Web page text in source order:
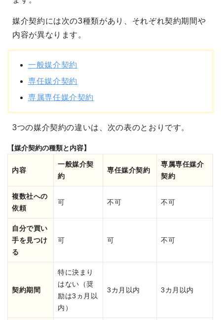
媒介契約には次の3種類があり、それぞれ契約期間や
内容が異なります。
一般媒介契約
専任媒介契約
専属専任媒介契約
3つの媒介契約の違いは、次の表のとおりです。
【媒介契約の種類と内容】
内容
一般媒介契
約
専任媒介契約
専属専任媒介
契約
複数社への
依頼
可 不可 不可
自分で買い
手を見つけ
る
可 可 不可
契約期間
特に決まり
はない （奨
励は3ヵ月以
内）
3カ月以内 3カ月以内